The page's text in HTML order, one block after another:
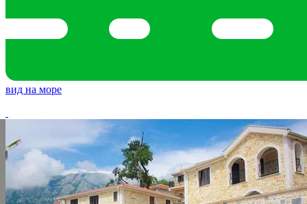
вид на море